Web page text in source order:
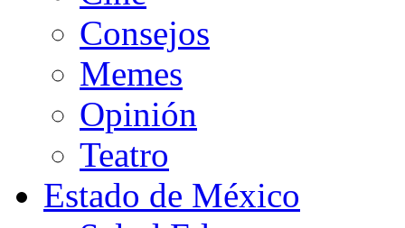
Consejos
Memes
Opinión
Teatro
Estado de México